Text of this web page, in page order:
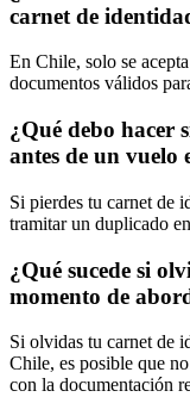
carnet de
En Chile, solo se
documentos válidos
¿Qué debo hacer
antes de un vuelo
Si pierdes tu carnet de
tramitar un duplicado
¿Qué sucede si
momento de
Si olvidas tu carnet de
Chile, es posible que
con la documentación